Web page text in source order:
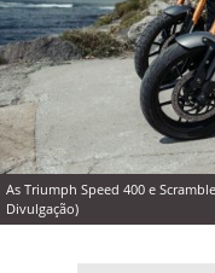
As Triumph Speed 400 e
Divulgação)